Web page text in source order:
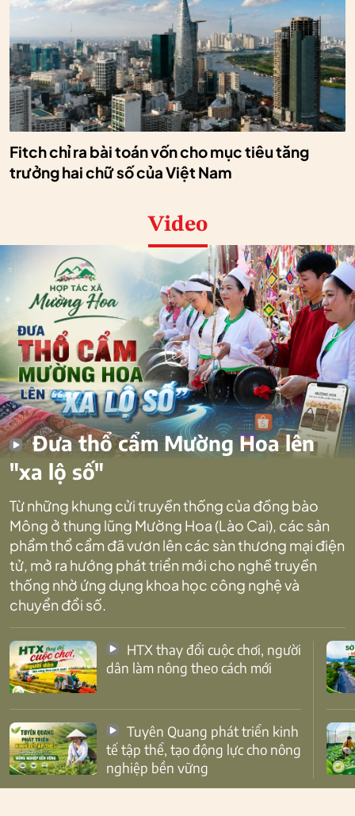
Fitch chỉ ra bài toán vốn cho mục tiêu tăng
trưởng hai chữ số của Việt Nam
Video
Đưa thổ cẩm Mường Hoa lên
"xa lộ số"
Từ những khung cửi truyền thống của đồng bào
Mông ở thung lũng Mường Hoa (Lào Cai), các sản
phẩm thổ cẩm đã vươn lên các sàn thương mại điện
tử, mở ra hướng phát triển mới cho nghề truyền
thống nhờ ứng dụng khoa học công nghệ và
chuyển đổi số.
dân làm nông theo cách mới
tế tập thể, tạo động lực cho nông
nghiệp bền vững